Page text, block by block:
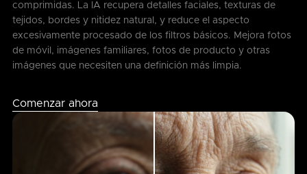
comprimidas. La IA recupera detalles faciales, texturas de
tejidos, bordes y nitidez natural, y reduce el aspecto
excesivamente procesado de los filtros básicos. Mejora fotos
de móvil, imágenes familiares, fotos de producto y otras
imágenes que necesiten una definición más limpia.
Comenzar ahora